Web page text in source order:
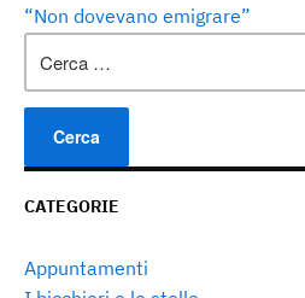
“Non dovevano emigrare”
per:
CATEGORIE
Appuntamenti